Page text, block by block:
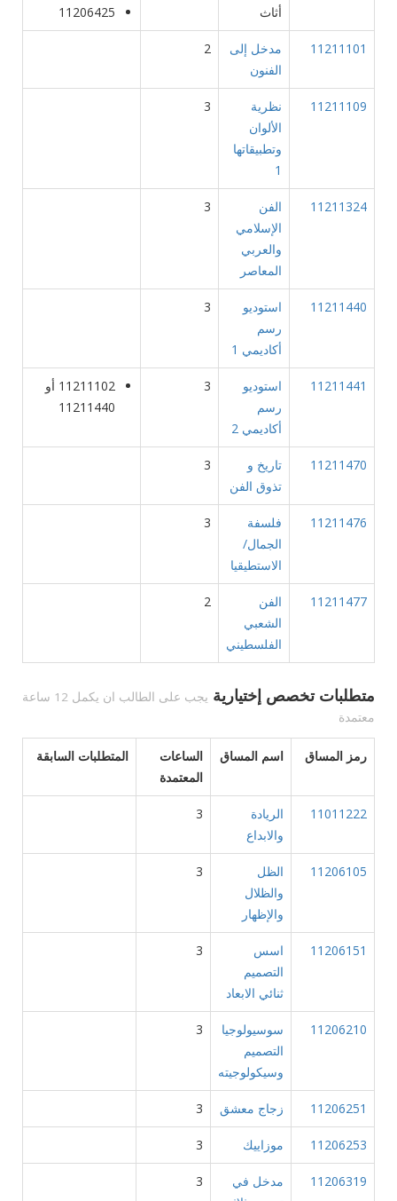
أثاث
11206425
11211101
مدخل إلى
الفنون
2
11211109
نظرية
الألوان
وتطبيقاتها
1
3
11211324
الفن
الإسلامي
والعربي
المعاصر
3
11211440
استوديو
رسم
أكاديمي 1
3
11211441
استوديو
رسم
أكاديمي 2
3
11211102 أو
11211440
11211470
تاريخ و
تذوق الفن
3
11211476
فلسفة
الجمال/
الاستطيقيا
3
11211477
الفن
الشعبي
الفلسطيني
2
متطلبات تخصص إختيارية
يجب على الطالب ان يكمل 12 ساعة
معتمدة
رمز المساق اسم المساق
الساعات
المعتمدة
المتطلبات السابقة
11011222
الريادة
والابداع
3
11206105
الظل
والظلال
والإظهار
3
11206151
اسس
التصميم
ثنائي الابعاد
3
11206210
سوسيولوجيا
التصميم
وسيكولوجيته
3
11206251 زجاج معشق 3
11206253 موزاييك 3
11206319
مدخل في
3